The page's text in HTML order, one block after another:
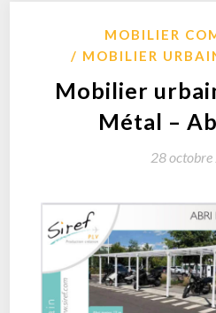
MOBILIER
MOBILIER
Mobilier
Métal –
28